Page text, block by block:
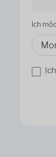
Ich